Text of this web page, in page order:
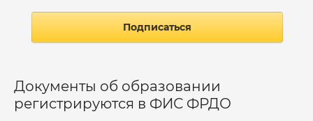
Подписаться
Документы об образовании
регистрируются в ФИС ФРДО